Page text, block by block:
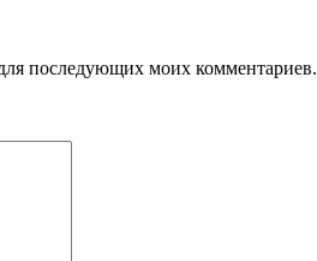
последующих моих комментариев.